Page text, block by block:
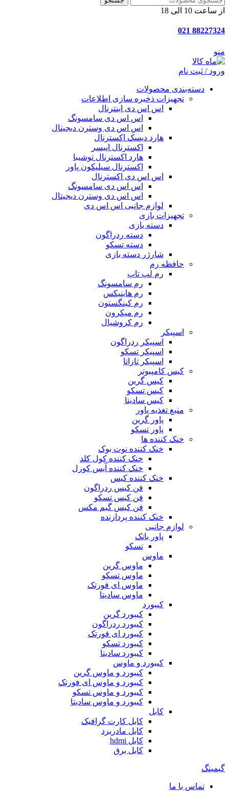
از ساعت 10 الی 18
88227324 021
منو
ورود / ثبت نام
دسته‌بندی محصولات
تجهیزات ذخیره سازی اطلاعات
اس اس دی اینترنال
اس اس دی سامسونگ
اس اس دی وسترن دیجیتال
هارد دیسک اکسترنال
اکسترنال اپیسر
هارد اکسترنال توشیبا
اکسترنال سیلیکون پاور
اس اس دی اکسترنال
اس اس دی سامسونگ
اس اس دی وسترن دیجیتال
لوازم جانبی اس اس دی
تجهیزات بازی
دسته بازی
دسته ردراگون
دسته تسکو
شارژر دسته بازی
حافظه رم
رم لپ تاپ
رم سامسونگ
رم هاینیکس
رم کینگستون
رم میکرون
رم کروشیال
اسپیکر
اسپیکر ردراگون
اسپیکر تسکو
اسپیکر تازاتا
کیس کامپیوتر
کیس گرین
کیس تسکو
کیس سادیتا
منبع تغذیه‌ پاور
پاور گرین
پاور تسکو
خنک کننده ها
خنک کننده نوت بوک
خنک کننده کول کلد
خنک کننده آیس کورل
خنک کننده کیس
فن کیس ردراگون
فن کیس تسکو
فن کیس گیم مکس
خنک کننده پردازنده
لوازم جانبی
پاور بانک
تسکو
ماوس
ماوس گرین
ماوس تسکو
ماوس ای فورتک
ماوس سادیتا
کیبورد
کیبورد گرین
کیبورد ردراگون
کیبورد ای فورتک
کیبورد تسکو
کیبورد سادیتا
کیبورد و ماوس
کیبورد و ماوس گرین
کیبورد و ماوس ای فورتک
کیبورد و ماوس تسکو
کیبورد و ماوس سادیتا
کابل
کابل کارت گرافیک
کابل مادربرد
کابل hdmi
کابل برق
گیمینگ
تماس با ما